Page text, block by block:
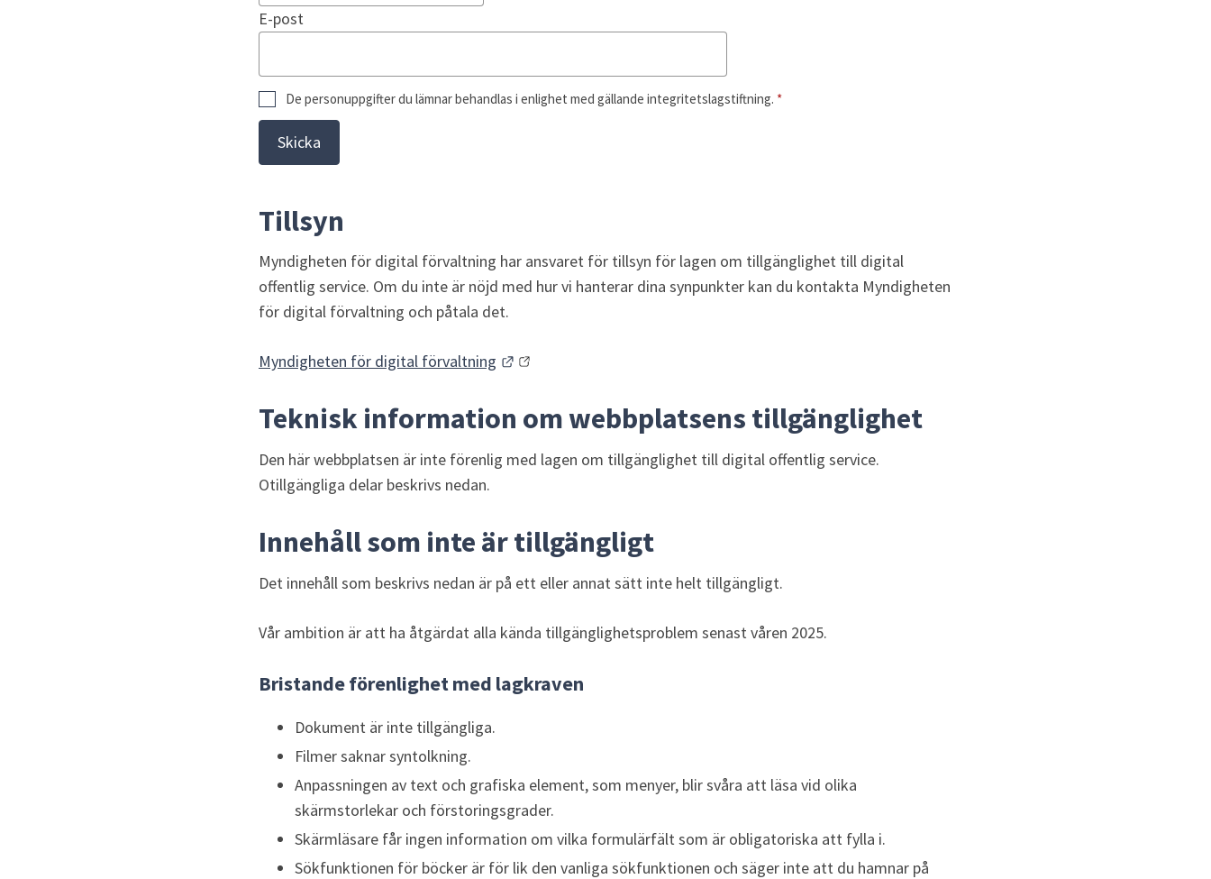
E-post
De personuppgifter du lämnar behandlas i enlighet med gällande integritetslagstiftning. *
Tillsyn
Myndigheten för digital förvaltning har ansvaret för tillsyn för lagen om tillgänglighet till digital
offentlig service. Om du inte är nöjd med hur vi hanterar dina synpunkter kan du kontakta Myndigheten
för digital förvaltning och påtala det.
Myndigheten för digital förvaltning Länk till annan webbplats.
Teknisk information om webbplatsens tillgänglighet
Den här webbplatsen är inte förenlig med lagen om tillgänglighet till digital offentlig service.
Otillgängliga delar beskrivs nedan.
Innehåll som inte är tillgängligt
Det innehåll som beskrivs nedan är på ett eller annat sätt inte helt tillgängligt.
Vår ambition är att ha åtgärdat alla kända tillgänglighetsproblem senast våren 2025.
Bristande förenlighet med lagkraven
Dokument är inte tillgängliga.
Filmer saknar syntolkning.
Anpassningen av text och grafiska element, som menyer, blir svåra att läsa vid olika
skärmstorlekar och förstoringsgrader.
Skärmläsare får ingen information om vilka formulärfält som är obligatoriska att fylla i.
Sökfunktionen för böcker är för lik den vanliga sökfunktionen och säger inte att du hamnar på